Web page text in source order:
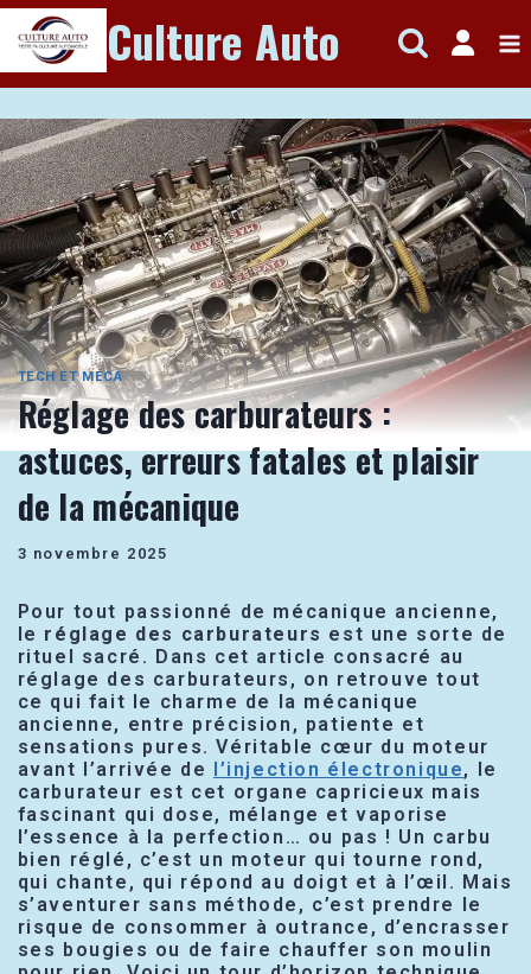
Aller
au
contenu
Culture Auto
TECH ET MÉCA
Réglage des carburateurs :
astuces, erreurs fatales et plaisir
de la mécanique
3 novembre 2025
Pour tout passionné de mécanique ancienne,
le réglage des carburateurs est une sorte de
rituel sacré. Dans cet article consacré au
réglage des carburateurs, on retrouve tout
ce qui fait le charme de la mécanique
ancienne, entre précision, patiente et
sensations pures. Véritable cœur du moteur
avant l’arrivée de l’injection électronique, le
carburateur est cet organe capricieux mais
fascinant qui dose, mélange et vaporise
l’essence à la perfection… ou pas ! Un carbu
bien réglé, c’est un moteur qui tourne rond,
qui chante, qui répond au doigt et à l’œil. Mais
s’aventurer sans méthode, c’est prendre le
risque de consommer à outrance, d’encrasser
ses bougies ou de faire chauffer son moulin